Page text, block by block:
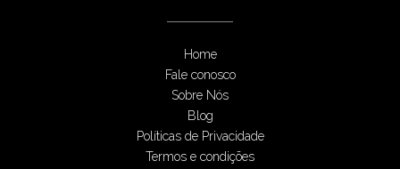
Home
Fale conosco
Sobre Nós
Blog
Políticas de Privacidade
Termos e condições